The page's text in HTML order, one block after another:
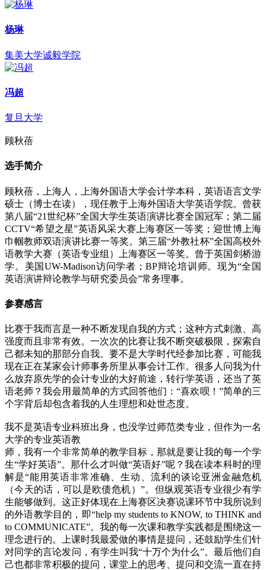
杨琳
集美大学诚毅学院
冯超
复旦大学
顾秋蓓
选手简介
顾秋蓓，上海人，上海外国语大学会计学本科，英语语言文学
硕士（博士在读），现任教于上海外国语大学英语学院。曾获
第八届“21世纪杯”全国大学生英语演讲比赛全国冠军；第二届
CCTV“希望之星”英语风采大赛上海赛区一等奖；迎世博上海
巾帼教师双语演讲比赛一等奖。第三届“外教社杯”全国高校外
语教学大赛（英语专业组）上海赛区一等奖。曾于英国剑桥游
学。美国UW-Madison访问学者；BP辩论培训师。现为“全国
英语演讲辩论教学与研究委员会”常务理事。
参赛感言
比赛于我而言是一种不断发现自我的方式；这种方式刺激、高
强度而且非常有效。一次次的比赛让我不断突破极限，探索自
己都未知的那部分自我。要不是大学时代经参加比赛，可能我
现在正在某家会计师事务所里从事会计工作。很多人问我为什
么放弃原先学的会计专业的大好前途，转行学英语，还当了英
语老师？我会用最简单的方式回答他们：“喜欢呗！”简单的三
个字背后却包含着我的人生理想和处世态度。
我不是英语专业科班出身，也没学过师范类专业，但作为一名
大学的专业英语教
师，我有一个非常简单的教学目标，那就是要让我的每一个学
生“学好英语”。那什么才叫做“英语好”呢？我在读本科时的理
解是“能用英语非常准确、生动、流利的谈论亚洲金融危机
（今天的话，可以是欧债危机）”。但纵观英语专业很少有学
生能够做到。这正好体现在上海赛区决赛说课环节中我所说到
的外语教学目的，即“help my students to KNOW, to THINK and
to COMMUNICATE”。我的每一次课和教学实践都是围绕这一
理念进行的。上课时我最爱做的事情是提问，还鼓励学生们针
对同学的言论发问，有学生叫我“十万个为什么”。最后他们自
己也都非常积极的提问，课堂上的思考、提问和交流一直在持